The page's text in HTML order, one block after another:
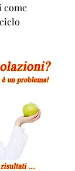
come